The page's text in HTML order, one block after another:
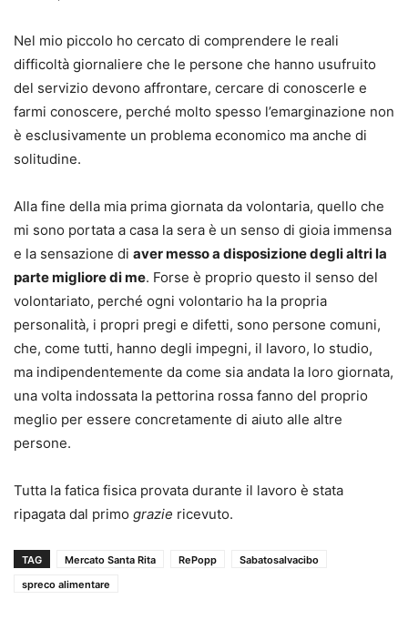
Nel mio piccolo ho cercato di comprendere le reali
difficoltà giornaliere che le persone che hanno usufruito
del servizio devono affrontare, cercare di conoscerle e
farmi conoscere, perché molto spesso l’emarginazione non
è esclusivamente un problema economico ma anche di
solitudine.
Alla fine della mia prima giornata da volontaria, quello che
mi sono portata a casa la sera è un senso di gioia immensa
e la sensazione di aver messo a disposizione degli altri la
parte migliore di me. Forse è proprio questo il senso del
volontariato, perché ogni volontario ha la propria
personalità, i propri pregi e difetti, sono persone comuni,
che, come tutti, hanno degli impegni, il lavoro, lo studio,
ma indipendentemente da come sia andata la loro giornata,
una volta indossata la pettorina rossa fanno del proprio
meglio per essere concretamente di aiuto alle altre
persone.
Tutta la fatica fisica provata durante il lavoro è stata
ripagata dal primo grazie ricevuto.
TAG Mercato Santa Rita RePopp
Sabatosalvacibo
spreco alimentare